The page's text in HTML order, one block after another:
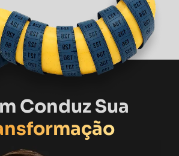
Conduz Sua